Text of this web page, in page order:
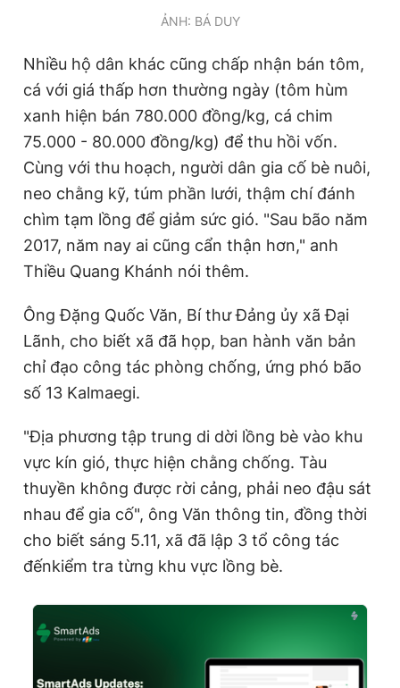
ẢNH: BÁ DUY
Nhiều hộ dân khác cũng chấp nhận bán tôm,
cá với giá thấp hơn thường ngày (tôm hùm
xanh hiện bán 780.000 đồng/kg, cá chim
75.000 - 80.000 đồng/kg) để thu hồi vốn.
Cùng với thu hoạch, người dân gia cố bè nuôi,
neo chằng kỹ, túm phần lưới, thậm chí đánh
chìm tạm lồng để giảm sức gió. "Sau bão năm
2017, năm nay ai cũng cẩn thận hơn," anh
Thiều Quang Khánh nói thêm.
Ông Đặng Quốc Văn, Bí thư Đảng ủy xã Đại
Lãnh, cho biết xã đã họp, ban hành văn bản
chỉ đạo công tác phòng chống, ứng phó bão
số 13 Kalmaegi.
"Địa phương tập trung di dời lồng bè vào khu
vực kín gió, thực hiện chằng chống. Tàu
thuyền không được rời cảng, phải neo đậu sát
nhau để gia cố", ông Văn thông tin, đồng thời
cho biết sáng 5.11, xã đã lập 3 tổ công tác
đếnkiểm tra từng khu vực lồng bè.